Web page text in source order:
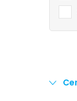
e